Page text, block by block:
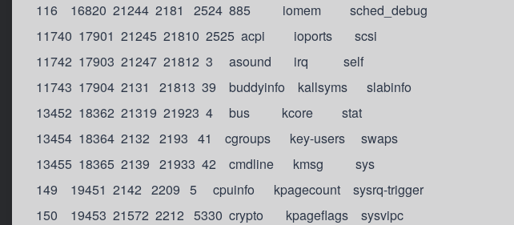
116 16820 21244 2181 2524 885 iomem sched_debug
11740 17901 21245 21810 2525 acpi ioports scsi
11742 17903 21247 21812 3 asound irq self
11743 17904 2131 21813 39 buddyinfo kallsyms slabinfo
13452 18362 21319 21923 4 bus kcore stat
13454 18364 2132 2193 41 cgroups key-users swaps
13455 18365 2139 21933 42 cmdline kmsg sys
149 19451 2142 2209 5 cpuinfo kpagecount sysrq-trigger
150 19453 21572 2212 5330 crypto kpageflags sysvipc